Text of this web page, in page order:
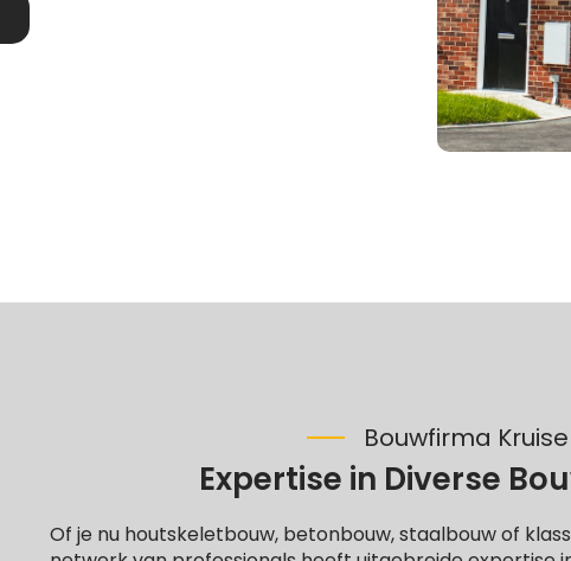
Bouwfirma
Expertise in Diverse
Of je nu houtskeletbouw, betonbouw, staalbouw of